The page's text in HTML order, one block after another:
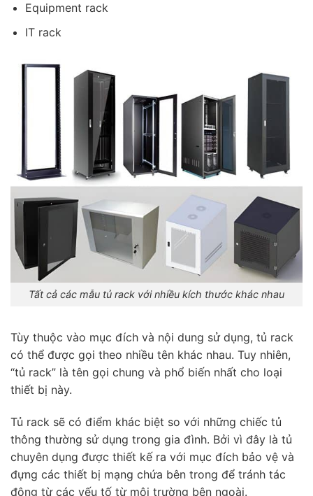
Equipment rack
IT rack
Tất cả các mẫu tủ rack với nhiều kích thước khác nhau
Tùy thuộc vào mục đích và nội dung sử dụng, tủ rack
có thể được gọi theo nhiều tên khác nhau. Tuy nhiên,
“tủ rack” là tên gọi chung và phổ biến nhất cho loại
thiết bị này.
Tủ rack sẽ có điểm khác biệt so với những chiếc tủ
thông thường sử dụng trong gia đình. Bởi vì đây là tủ
chuyên dụng được thiết kế ra với mục đích bảo vệ và
đựng các thiết bị mạng chứa bên trong để tránh tác
động từ các yếu tố từ môi trường bên ngoài.